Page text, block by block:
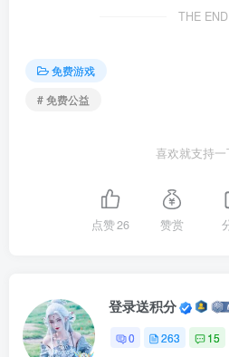
THE END
免费游戏
# 免费公益
喜欢就支持
点赞26 赞赏
登录送积分
0 263 15